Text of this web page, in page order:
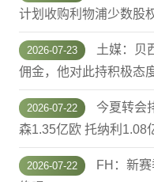
计划收购利物浦少数股
2026-07-23
土媒：贝
佣金，他对此持积极态
2026-07-22
今夏转会
森1.35亿欧 托纳利1.08
2026-07-22
FH：新